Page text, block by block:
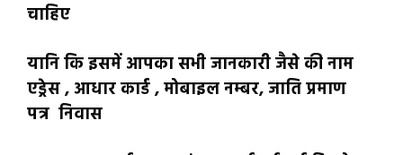
चाहिए
यानि कि इसमें आपका सभी जानकारी जैसे की नाम
एड्रेस , आधार कार्ड , मोबाइल नम्बर, जाति प्रमाण
पत्र निवास